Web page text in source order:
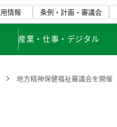
情報 条例・計画・審議会
産業・仕事・デジタル
地方精神保健福祉審議会を開催